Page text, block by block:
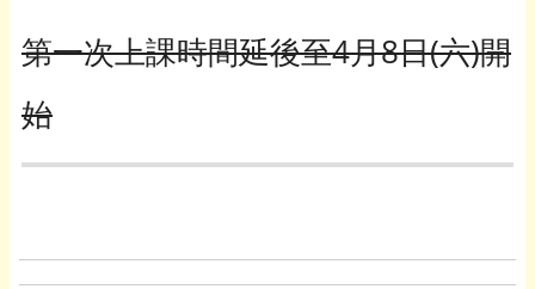
第一次上課時間延後至4月8日(六)開
始